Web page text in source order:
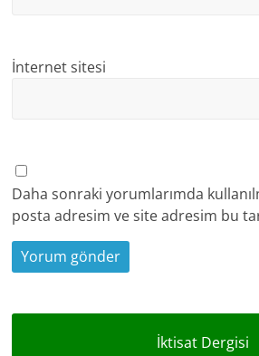
İnternet sitesi
Daha sonraki yorumlarımda
posta adresim ve site adresim bu
İktisat Dergisi